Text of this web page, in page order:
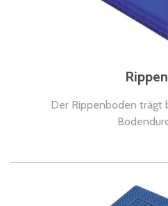
Der Rippenboden trägt